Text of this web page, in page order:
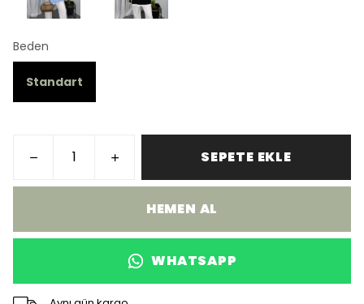
Beden
Standart
SEPETE EKLE
HEMEN AL
WHATSAPP